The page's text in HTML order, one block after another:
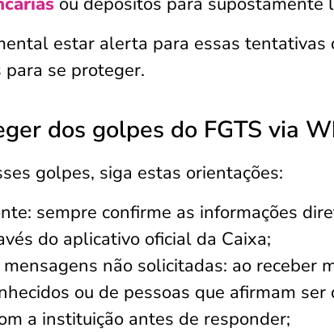
estar alerta para essas tentativas
se proteger.
dos golpes do FGTS via
golpes, siga estas orientações:
sempre confirme as informações
do aplicativo oficial da Caixa;
não solicitadas: ao receber
ou de pessoas que afirmam ser
a instituição antes de responder;